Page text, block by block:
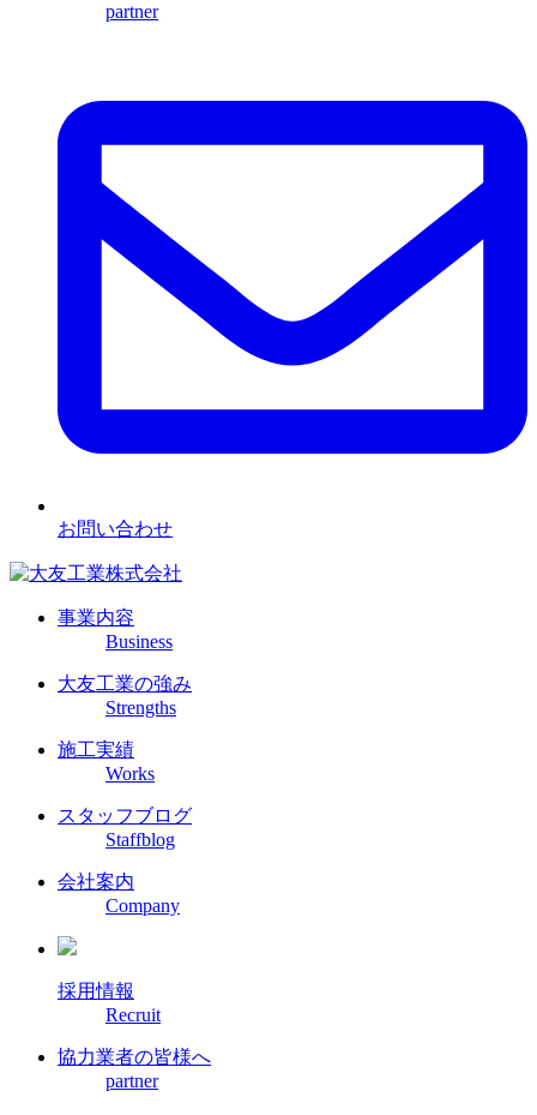
partner
お問い合わせ
事業内容
Business
大友工業の強み
Strengths
施工実績
Works
スタッフブログ
Staffblog
会社案内
Company
採用情報
Recruit
協力業者の皆様へ
partner